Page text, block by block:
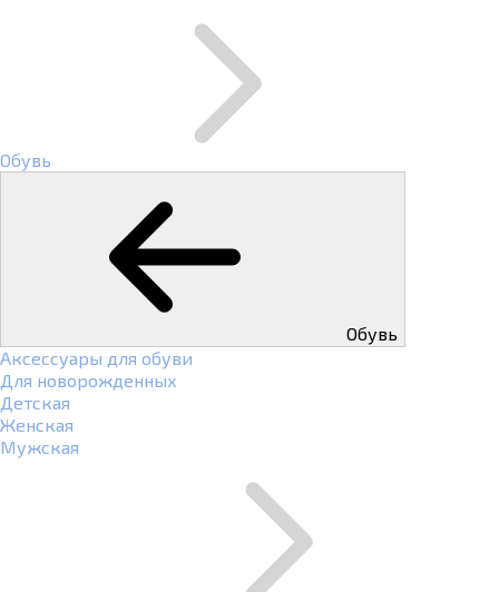
Обувь
Обувь
Аксессуары для обуви
Для новорожденных
Детская
Женская
Мужская